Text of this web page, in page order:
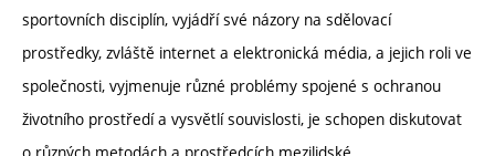
sportovních disciplín, vyjádří své názory na sdělovací
prostředky, zvláště internet a elektronická média, a jejich roli ve
společnosti, vyjmenuje různé problémy spojené s ochranou
životního prostředí a vysvětlí souvislosti, je schopen diskutovat